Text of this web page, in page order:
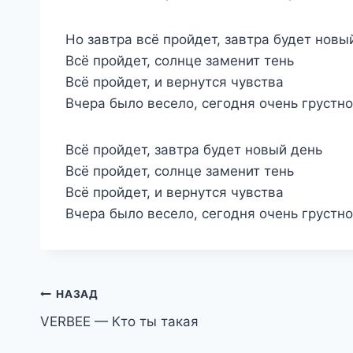
Но завтра всё пройдет, завтра будет
Всё пройдет, солнце заменит тень
Всё пройдет, и вернутся чувства
Вчера было весело, сегодня очень грустно
Всё пройдет, завтра будет новый день
Всё пройдет, солнце заменит тень
Всё пройдет, и вернутся чувства
Вчера было весело, сегодня очень грустно
Навигация
по
НАЗАД
VERBEE — Кто ты такая